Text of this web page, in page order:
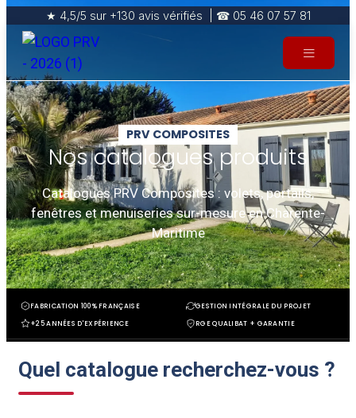
★ 4,5/5 sur +130 avis vérifiés | ☎ 05 46 07 57 81
PRV COMPOSITES
Nos catalogues produits
Catalogues PRV Composites : volets, portails,
fenêtres et menuiseries sur-mesure en Charente-
Maritime
FABRICATION 100% FRANÇAISE
GESTION INTÉGRALE DU PROJET
+25 ANNÉES D'EXPÉRIENCE
RGE QUALIBAT + GARANTIE
Quel catalogue recherchez-vous ?